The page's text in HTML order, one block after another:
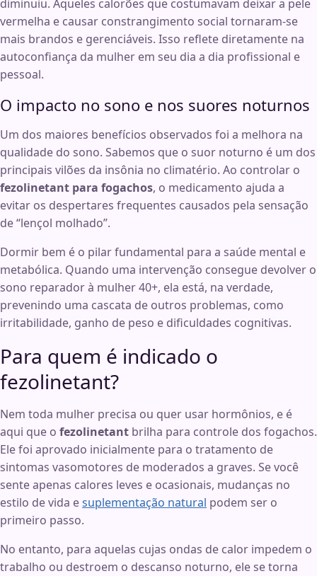
diminuiu. Aqueles calorões que costumavam deixar a pele
vermelha e causar constrangimento social tornaram-se
mais brandos e gerenciáveis. Isso reflete diretamente na
autoconfiança da mulher em seu dia a dia profissional e
pessoal.
O impacto no sono e nos suores noturnos
Um dos maiores benefícios observados foi a melhora na
qualidade do sono. Sabemos que o suor noturno é um dos
principais vilões da insônia no climatério. Ao controlar o
fezolinetant para fogachos, o medicamento ajuda a
evitar os despertares frequentes causados pela sensação
de “lençol molhado”.
Dormir bem é o pilar fundamental para a saúde mental e
metabólica. Quando uma intervenção consegue devolver o
sono reparador à mulher 40+, ela está, na verdade,
prevenindo uma cascata de outros problemas, como
irritabilidade, ganho de peso e dificuldades cognitivas.
Para quem é indicado o
fezolinetant?
Nem toda mulher precisa ou quer usar hormônios, e é
aqui que o fezolinetant brilha para controle dos fogachos.
Ele foi aprovado inicialmente para o tratamento de
sintomas vasomotores de moderados a graves. Se você
sente apenas calores leves e ocasionais, mudanças no
estilo de vida esuplementação natural podem ser o
primeiro passo.
No entanto, para aquelas cujas ondas de calor impedem o
trabalho ou destroem o descanso noturno, ele se torna